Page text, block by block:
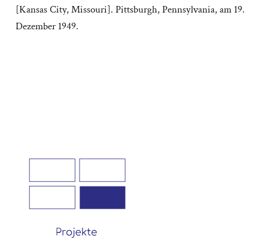
[Kansas City, Missouri]. Pittsburgh, Pennsylvania, am 19.
Dezember 1949.